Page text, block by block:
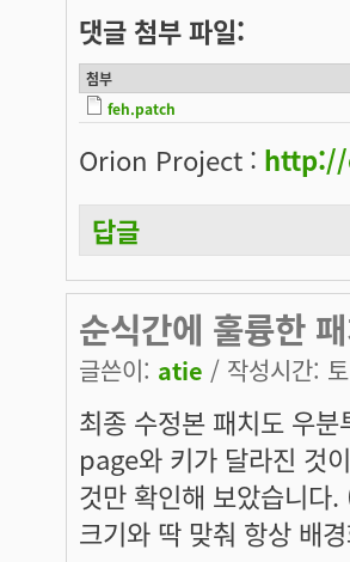
댓글 첨부 파일:
첨부
feh.patch
Orion Project :
답글
순식간에 훌륭한
글쓴이: atie / 작성시간:
최종 수정본 패치도 우
page와 키가 달라진 것
것만 확인해 보았습니다
크기와 딱 맞춰 항상 배